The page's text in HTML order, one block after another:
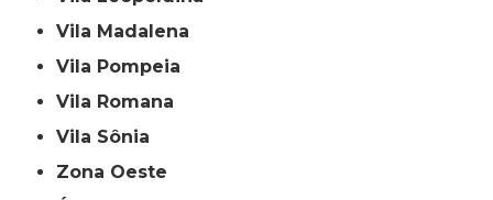
Vila Madalena
Vila Pompeia
Vila Romana
Vila Sônia
Zona Oeste